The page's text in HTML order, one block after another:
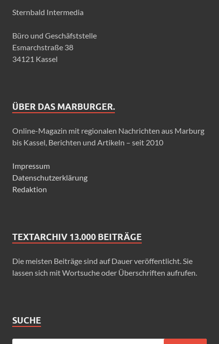
Sternbald Intermedia
Büro und Geschäfststelle
Esmarchstraße 38
34121 Kassel
ÜBER DAS MARBURGER.
Online-Magazin mit regionalen Nachrichten aus Marburg
bis Kassel, Berichten und Artikeln – seit 2010
Impressum
Datenschutzerklärung
Redaktion
TEXTARCHIV 13.000 BEITRÄGE
Die meisten Beiträge sind auf Dauer veröffentlicht. Sie
lassen sich mit Wortsuche oder Überschriften aufrufen.
SUCHE